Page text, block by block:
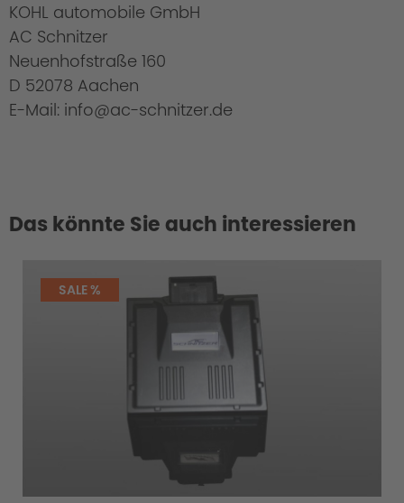
KOHL automobile GmbH
AC Schnitzer
Neuenhofstraße 160
D 52078 Aachen
E-Mail: info@ac-schnitzer.de
Das könnte Sie auch interessieren
SALE %